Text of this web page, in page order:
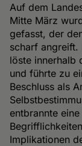
Auf dem
Mitte März
gefasst, der
scharf angreift.
löste innerhalb
und führte zu
Beschluss als
entbrannte
Implikationen